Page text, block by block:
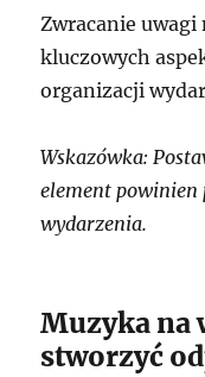
Zwracanie uwagi
kluczowych
organizacji
Wskazówka:
element powinien
wydarzenia.
Muzyka na
stworzyć